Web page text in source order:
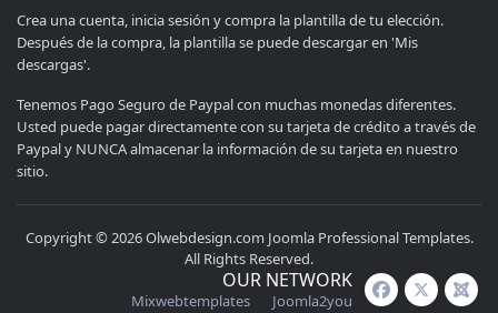
Crea una cuenta, inicia sesión y compra la plantilla de tu elección.
Después de la compra, la plantilla se puede descargar en 'Mis
descargas'.
Tenemos Pago Seguro de Paypal con muchas monedas diferentes.
Usted puede pagar directamente con su tarjeta de crédito a través de
Paypal y NUNCA almacenar la información de su tarjeta en nuestro
sitio.
Copyright © 2026 Olwebdesign.com Joomla Professional Templates.
All Rights Reserved.
OUR NETWORK
Mixwebtemplates Joomla2you